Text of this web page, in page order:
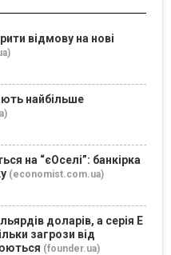
відмову на нові
найбільше
на “єОселі”: банкірка
(economist.com.ua)
доларів, а серія E
загрози від
(founder.ua)